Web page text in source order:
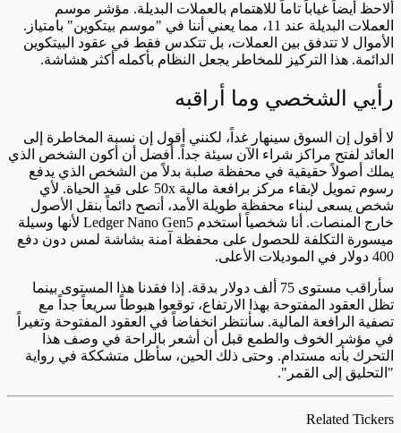
ألاحظ أيضاً غياباً تاماً للاهتمام بالعملات البديلة. مؤشر موسم
العملات البديلة عند 11، مما يعني أننا في "موسم بيتكوين" بامتياز.
الأموال لا تتدفق بين العملات، بل تتكدس فقط في عقود البيتكوين
الدائمة. هذا التركيز للمخاطر يجعل النظام بأكمله أكثر هشاشة.
رأيي الشخصي وما أراقبه
لا أقول إن السوق سينهار غداً، لكنني أقول إن نسبة المخاطرة إلى
العائد لفتح مراكز شراء الآن سيئة جداً. أفضل أن أكون الشخص الذي
يملك أصولاً حقيقية في محفظة صلبة بدلاً من الشخص الذي يدفع
رسوم تمويل لإبقاء مركز برافعة مالية 50x على قيد الحياة. لأي
شخص يسعى لبناء محفظة طويلة الأمد، أنصح دائماً بنقل الأصول
خارج المنصات. أنا شخصياً أستخدم Ledger Nano Gen5 لأنها وسيلة
ميسورة التكلفة للحصول على محفظة آمنة بشاشة لمس دون دفع
400 دولار في الموديلات الأعلى.
سأراقب مستوى 75 ألف دولار بدقة. إذا فقدنا هذا المستوى بينما
تظل العقود المفتوحة بهذا الارتفاع، توقعوا هبوطاً سريعاً جداً مع
تصفية الرافعة المالية. سأنتظر انخفاضاً في العقود المفتوحة وتغيراً
في مؤشر الخوف والطمع قبل أن أشعر بالراحة في وصف هذا
التحرك بأنه مستدام. وحتى ذلك الحين، سأظل متشككة في رواية
"التحليق إلى القمر".
Related Tickers